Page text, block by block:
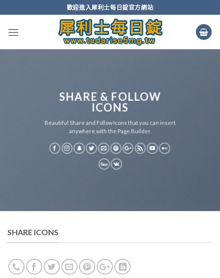
to
content
歡迎進入犀利士每日錠官方網站
SHARE & FOLLOW
ICONS
Beautiful Share and Follow Icons that you can insert
anywhere with the Page Builder.
SHARE ICONS